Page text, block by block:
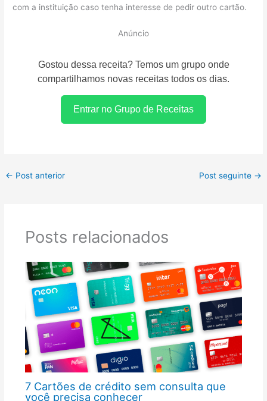
com a instituição caso tenha interesse de pedir outro cartão.
Anúncio
Gostou dessa receita? Temos um grupo onde
compartilhamos novas receitas todos os dias.
Entrar no Grupo de Receitas
← Post anterior Post seguinte →
Posts relacionados
7 Cartões de crédito sem consulta que
você precisa conhecer